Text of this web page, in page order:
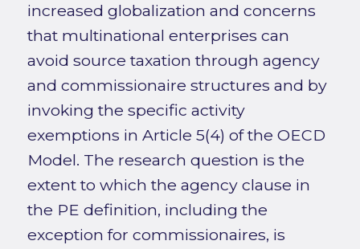
increased globalization and concerns
that multinational enterprises can
avoid source taxation through agency
and commissionaire structures and by
invoking the specific activity
exemptions in Article 5(4) of the OECD
Model. The research question is the
extent to which the agency clause in
the PE definition, including the
exception for commissionaires, is